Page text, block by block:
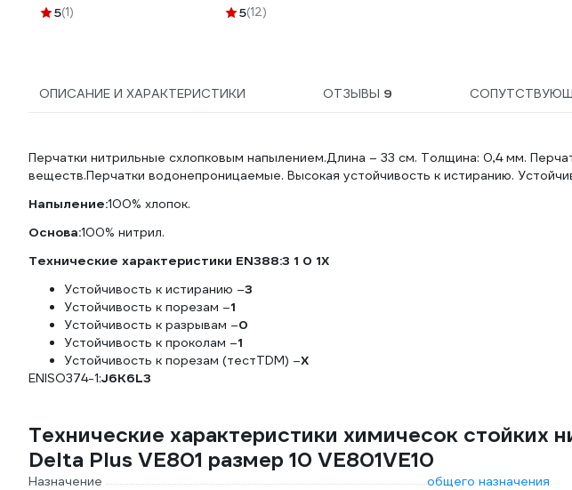
полимерной основе
5(1)
красоты и медицины, 500
5(12)
ОПИСАНИЕ И ХАРАКТЕРИСТИКИ ОТЗЫВЫ 9
Перчатки нитрильные схлопковым напылением.Длина – 33 см. Толщина: 0,4 мм.
веществ.Перчатки водонепроницаемые. Высокая устойчивость к истиранию.
Напыление:100% хлопок.
Основа:100% нитрил.
Технические характеристики EN388:3 1 0 1X
Устойчивость к истиранию –3
Устойчивость к порезам –1
Устойчивость к разрывам –0
Устойчивость к проколам –1
Устойчивость к порезам (тестTDM) –Х
ENISO374-1:J6K6L3
Технические характеристики химичесок стойких
Delta Plus VE801 размер 10 VE801VE10
Назначение
общего назначения